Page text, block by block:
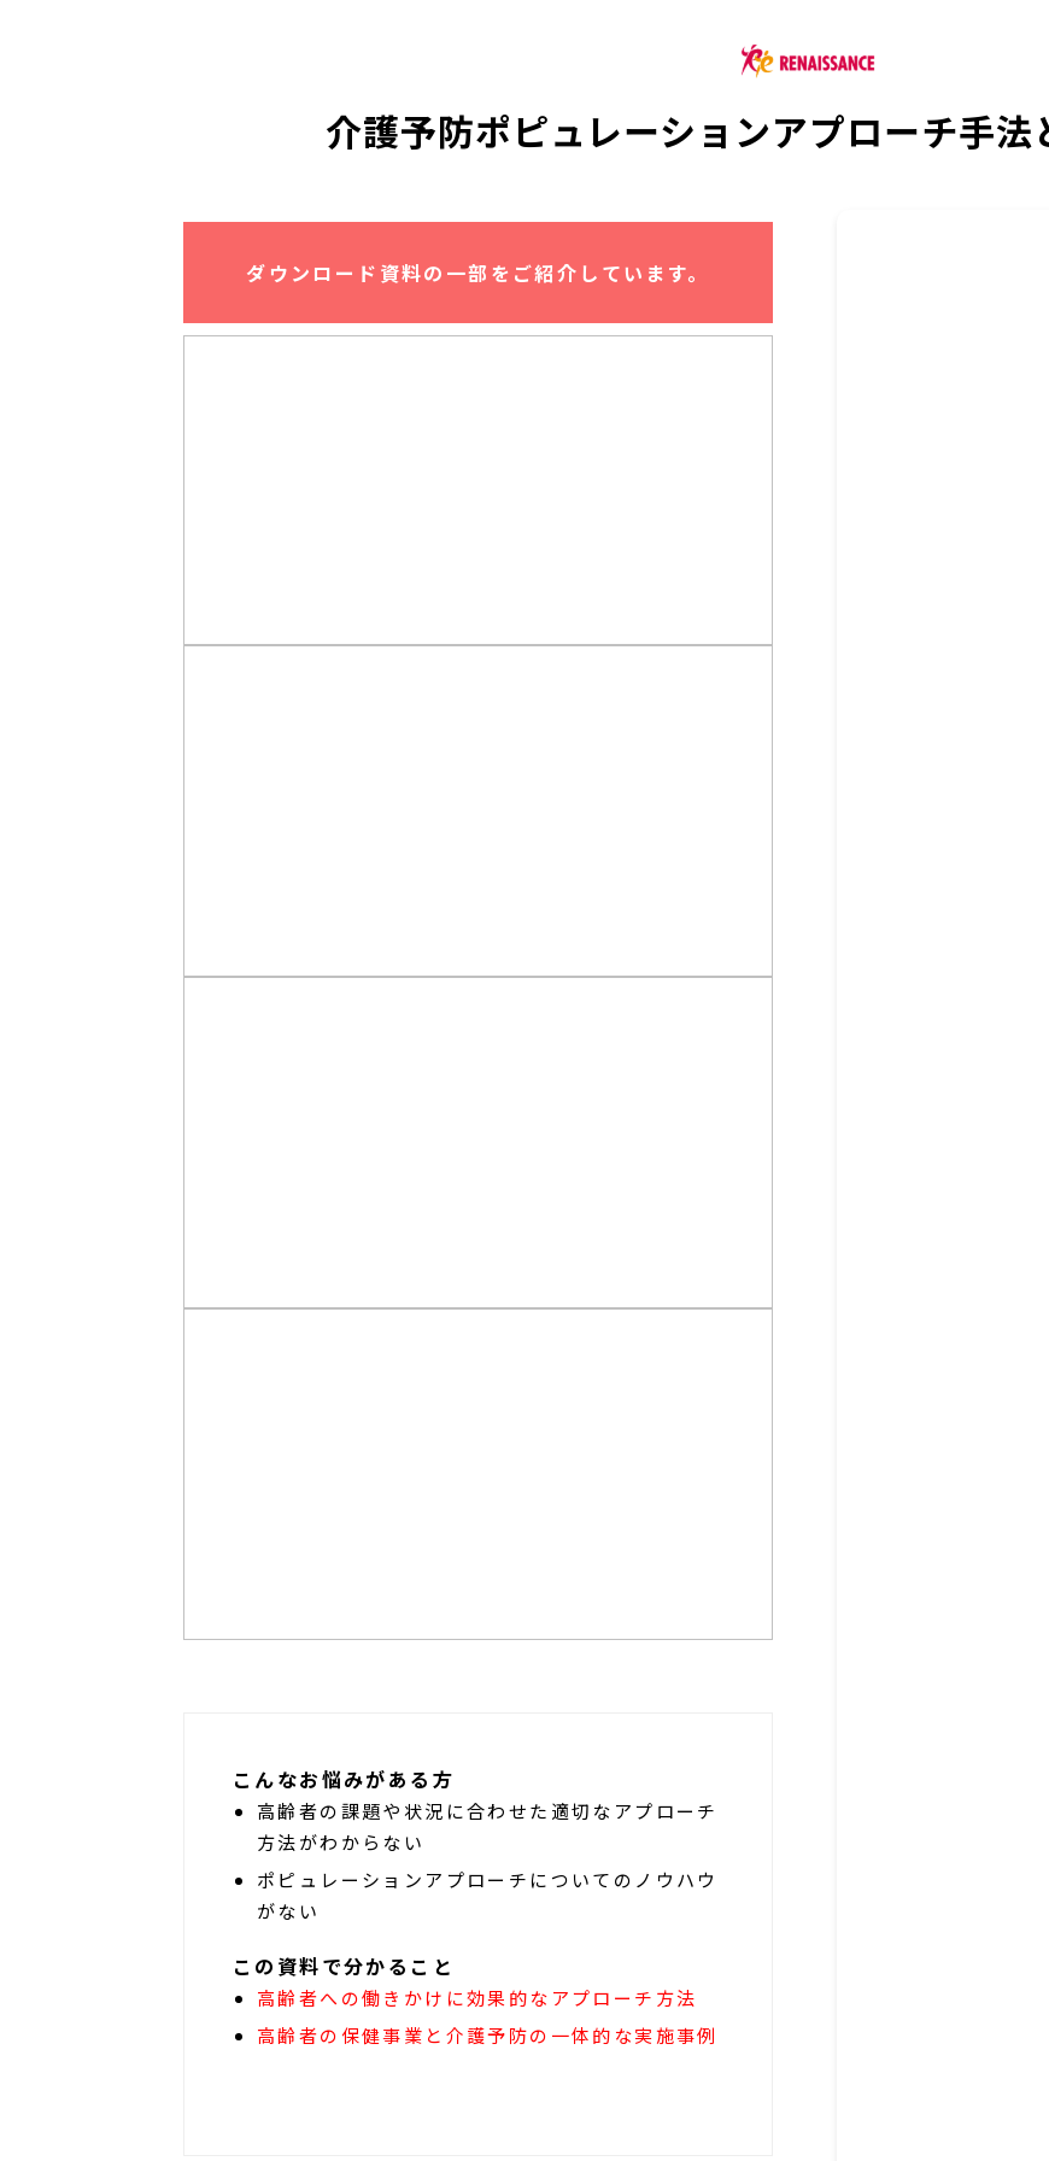
介護予防ポピュレーションアプローチ手法
ダウンロード資料の一部をご紹介しています。
こんなお悩みがある方
高齢者の課題や状況に合わせた適切なアプローチ
方法がわからない
ポピュレーションアプローチについてのノウハウ
がない
この資料で分かること
高齢者への働きかけに効果的なアプローチ方法
高齢者の保健事業と介護予防の一体的な実施事例